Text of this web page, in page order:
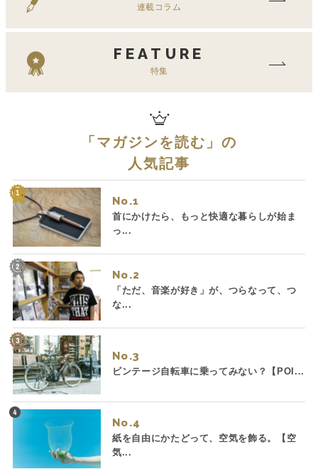
連載コラム
FEATURE
特集
「 マガジンを読む 」の
人気記事
No.
首にかけたら、もっと快適な暮らしが始ま
っ...
No.
「ただ、音楽が好き」が、つらなって、つ
な...
No.
ビンテージ自転車に乗ってみない？【POI...
No.
紙を自由にかたどって、空気を飾る。【空
気...